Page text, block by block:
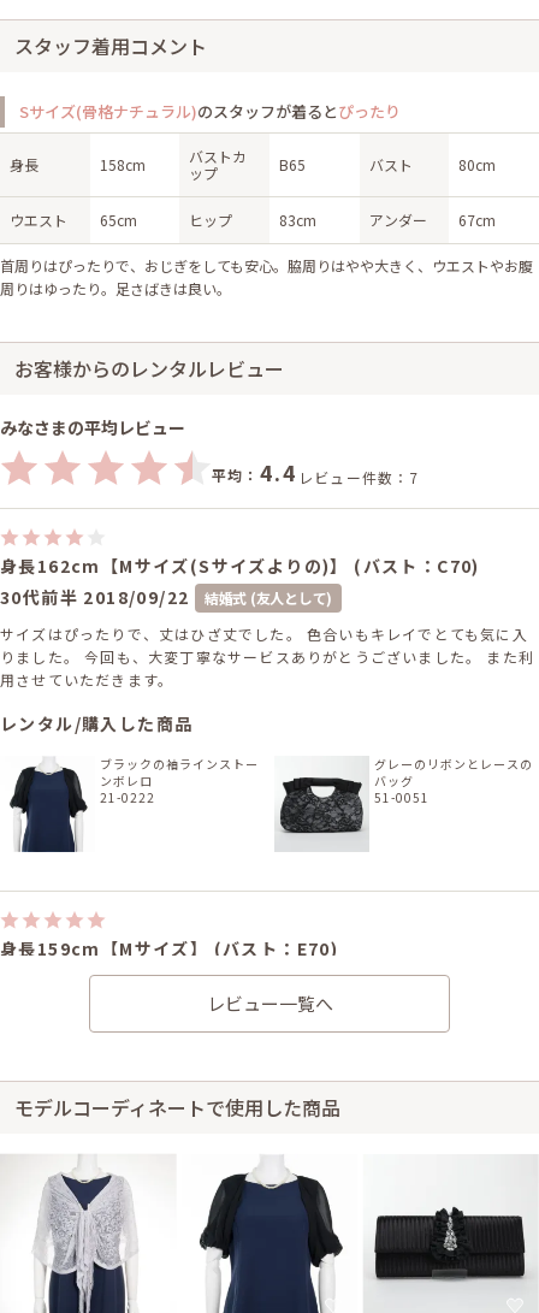
スタッフ着用コメント
Sサイズ(骨格ナチュラル)のスタッフが着るとぴったり
身長 158cm
バストカ
ップ
B65 バスト 80cm
ウエスト 65cm ヒップ 83cm アンダー 67cm
首周りはぴったりで、おじぎをしても安心。脇周りはやや大きく、ウエストやお腹
周りはゆったり。足さばきは良い。
お客様からのレンタルレビュー
みなさまの平均レビュー
平均： 4.4 レビュー件数：7
身長162cm【Mサイズ(Sサイズよりの)】 (バスト：C70)
30代前半 2018/09/22
結婚式 (友人として)
サイズはぴったりで、丈はひざ丈でした。 色合いもキレイでとても気に入
りました。 今回も、大変丁寧なサービスありがとうございました。 また利
用させていただきます。
レンタル/購入した商品
ブラックの袖ラインストー
ンボレロ
21-0222
グレーのリボンとレースの
バッグ
51-0051
身長159cm【Mサイズ】 (バスト：E70)
2018/07/22 結婚式 (友人として)
サイズはぴったりで、丈はひざ丈でした。 色も形も清潔感があって上品で
30代前半2018/07/14
結婚式 (友人として)
サイズはぴったりで、丈はひざ丈でした。 胸元の開きが少ないドレスを探
していたので、丈もひざ丈で着用できて丁度良かったです。 ただ、肩のフ
リルの部分のたたみジワがとれませんでした。 二晩吊るしましたが、フリ
ルの部分が写真のようにキレイではなくぐちゃっとしていました。 フリル
を見せながら着用したかったのですが、結局ボレロで全て隠して着用しま
レビュー一覧へ
モデルコーディネートで使用した商品